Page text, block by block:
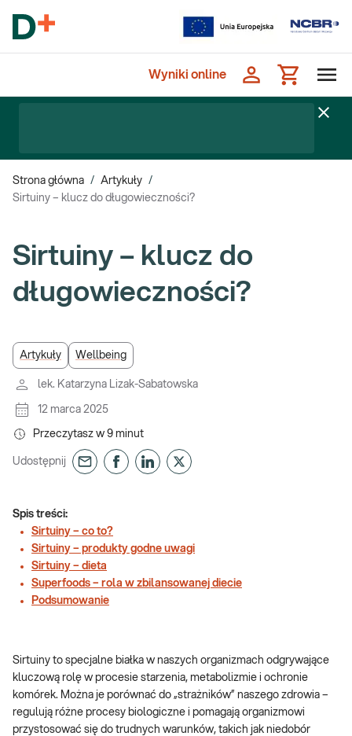
Wyniki online
Strona główna / Artykuły /
Sirtuiny – klucz do długowieczności?
Sirtuiny – klucz do
długowieczności?
Artykuły Wellbeing
lek. Katarzyna Lizak-Sabatowska
12 marca 2025
Przeczytasz w 9 minut
Udostępnij
Spis treści:
Sirtuiny – co to?
Sirtuiny – produkty godne uwagi
Sirtuiny – dieta
Superfoods – rola w zbilansowanej diecie
Podsumowanie
Sirtuiny to specjalne białka w naszych organizmach odgrywające
kluczową rolę w procesie starzenia, metabolizmie i ochronie
komórek. Można je porównać do „strażników” naszego zdrowia –
regulują różne procesy biologiczne i pomagają organizmowi
przystosować się do trudnych warunków, takich jak niedobór